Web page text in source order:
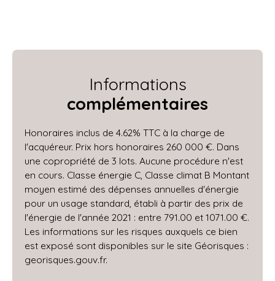
Informations
complémentaires
Honoraires inclus de 4.62% TTC à la charge de
l'acquéreur. Prix hors honoraires 260 000 €. Dans
une copropriété de 3 lots. Aucune procédure n'est
en cours. Classe énergie C, Classe climat B Montant
moyen estimé des dépenses annuelles d'énergie
pour un usage standard, établi à partir des prix de
l'énergie de l'année 2021 : entre 791.00 et 1071.00 €.
Les informations sur les risques auxquels ce bien
est exposé sont disponibles sur le site Géorisques :
georisques.gouv.fr.